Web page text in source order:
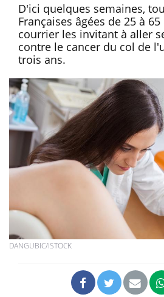
D'ici quelques semaines,
Françaises âgées de 25 à
courrier les invitant à aller
contre le cancer du col de
trois ans.
DANGUBIC/ISTOCK